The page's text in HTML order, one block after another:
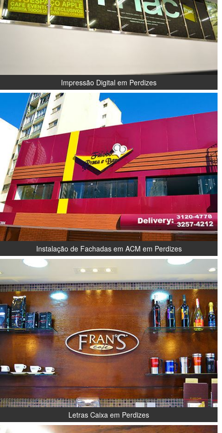
Impressão Digital em Perdizes
Instalação de Fachadas em ACM em Perdizes
Letras Caixa em Perdizes